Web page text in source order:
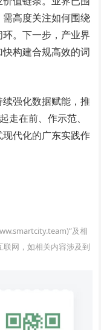
高度关注如何围绕
。下一步，产业界
构建合规高效的词
强化数据赋能，推
走在前、作示范、
代化的广东实践作
及相
网，如相关内容涉及到